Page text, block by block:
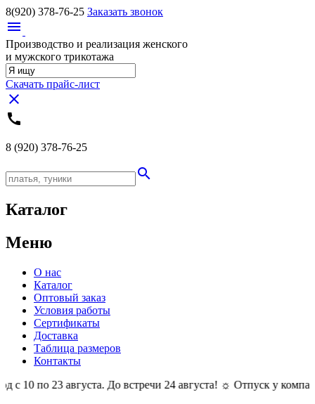
8(920) 378-76-25 Заказать звонок
menu
Производство и реализация женского
и мужского трикотажа
Скачать прайс-лист
close
call
8 (920) 378-76-25
search
Каталог
Меню
О нас
Каталог
Оптовый заказ
Условия работы
Сертификаты
Доставка
Таблица размеров
Контакты
по 23 августа. До встречи 24 августа! ☼ Отпуск у компании